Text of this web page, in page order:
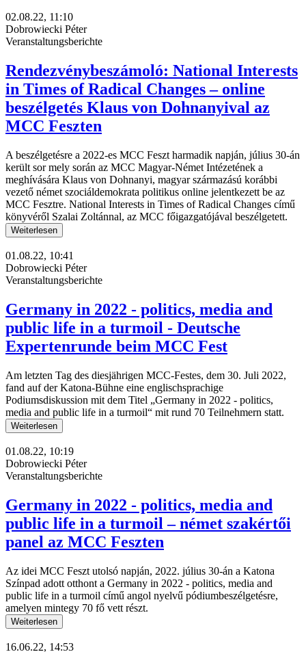
02.08.22, 11:10
Dobrowiecki Péter
Veranstaltungsberichte
Rendezvénybeszámoló: National Interests
in Times of Radical Changes – online
beszélgetés Klaus von Dohnanyival az
MCC Feszten
A beszélgetésre a 2022-es MCC Feszt harmadik napján, július 30-án
került sor mely során az MCC Magyar-Német Intézetének a
meghívására Klaus von Dohnanyi, magyar származású korábbi
vezető német szociáldemokrata politikus online jelentkezett be az
MCC Fesztre. National Interests in Times of Radical Changes című
könyvéről Szalai Zoltánnal, az MCC főigazgatójával beszélgetett.
Weiterlesen
01.08.22, 10:41
Dobrowiecki Péter
Veranstaltungsberichte
Germany in 2022 - politics, media and
public life in a turmoil - Deutsche
Expertenrunde beim MCC Fest
Am letzten Tag des diesjährigen MCC-Festes, dem 30. Juli 2022,
fand auf der Katona-Bühne eine englischsprachige
Podiumsdiskussion mit dem Titel „Germany in 2022 - politics,
media and public life in a turmoil“ mit rund 70 Teilnehmern statt.
Weiterlesen
01.08.22, 10:19
Dobrowiecki Péter
Veranstaltungsberichte
Germany in 2022 - politics, media and
public life in a turmoil – német szakértői
panel az MCC Feszten
Az idei MCC Feszt utolsó napján, 2022. július 30-án a Katona
Színpad adott otthont a Germany in 2022 - politics, media and
public life in a turmoil című angol nyelvű pódiumbeszélgetésre,
amelyen mintegy 70 fő vett részt.
Weiterlesen
16.06.22, 14:53